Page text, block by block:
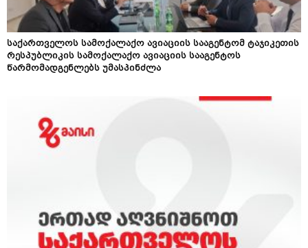
საქართველოს სამოქალაქო ავიაციის სააგენტომ ტაჯიკეთის
რესპუბლიკის სამოქალაქო ავიაციის სააგენტოს
წარმომადგენლებს უმასპინძლა